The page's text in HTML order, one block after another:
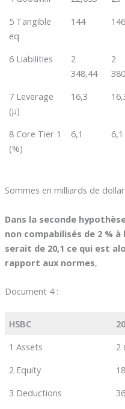
5 Tangible
eq
144
6 Liabilities
2
348,44
2
7 Leverage
(µ)
16,3
8 Core Tier 1
(%)
6,1 6,1
Sommes en milliards de
Dans la seconde
non compabilisés de 2 % à
serait de 20,1 ce qui est
rapport aux normes,
Document 4 :
HSBC
1 Assets
2
2 Equity
3 Deductions